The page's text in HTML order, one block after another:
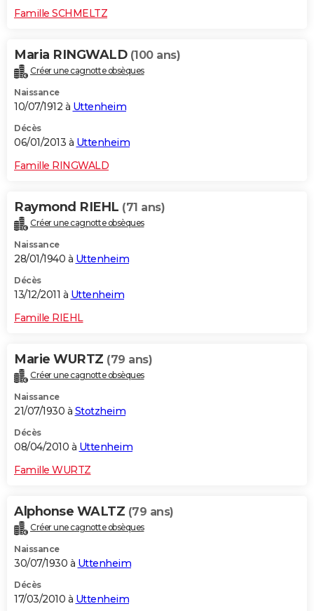
Famille SCHMELTZ
Maria RINGWALD (100 ans)
Créer une cagnotte obsèques
Naissance
10/07/1912 à Uttenheim
Décès
06/01/2013 à Uttenheim
Famille RINGWALD
Raymond RIEHL (71 ans)
Créer une cagnotte obsèques
Naissance
28/01/1940 à Uttenheim
Décès
13/12/2011 à Uttenheim
Famille RIEHL
Marie WURTZ (79 ans)
Créer une cagnotte obsèques
Naissance
21/07/1930 à Stotzheim
Décès
08/04/2010 à Uttenheim
Famille WURTZ
Alphonse WALTZ (79 ans)
Créer une cagnotte obsèques
Naissance
30/07/1930 à Uttenheim
Décès
17/03/2010 à Uttenheim